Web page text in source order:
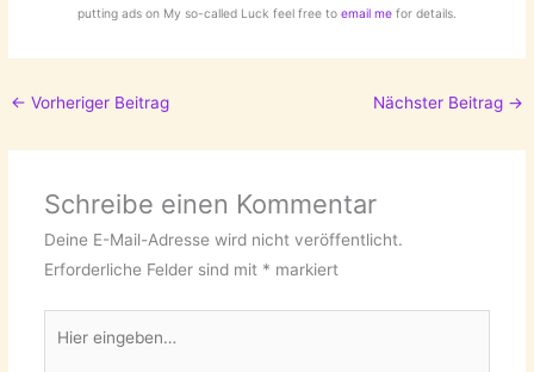
putting ads on My so-called Luck feel free to email me for details.
← Vorheriger Beitrag Nächster Beitrag →
Schreibe einen Kommentar
Deine E-Mail-Adresse wird nicht veröffentlicht.
Erforderliche Felder sind mit * markiert
eingeben…